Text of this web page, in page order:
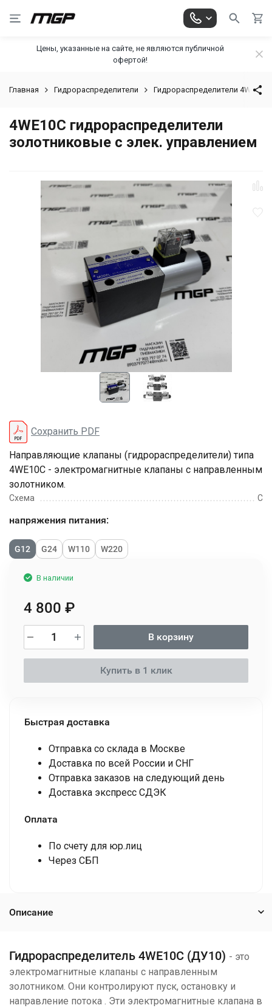
Цены, указанные на сайте, не являются публичной
офертой!
Главная Гидрораспределители Гидрораспределители 4WE
4WE10C гидрораспределители
золотниковые с элек. управлением
Сохранить PDF
Направляющие клапаны (гидрораспределители) типа
4WE10C - электромагнитные клапаны с направленным
золотником.
Схема C
напряжения питания:
G12 G24 W110 W220
В наличии
4 800 ₽
В корзину
Купить в 1 клик
Быстрая доставка
Отправка со склада в Москве
Доставка по всей России и СНГ
Отправка заказов на следующий день
Доставка экспресс СДЭК
Оплата
По счету для юр.лиц
Через СБП
Описание
Гидрораспределитель 4WE10C (ДУ10) - это
электромагнитные клапаны с направленным
золотником. Они контролируют пуск, остановку и
направление потока . Эти электромагнитные клапана в